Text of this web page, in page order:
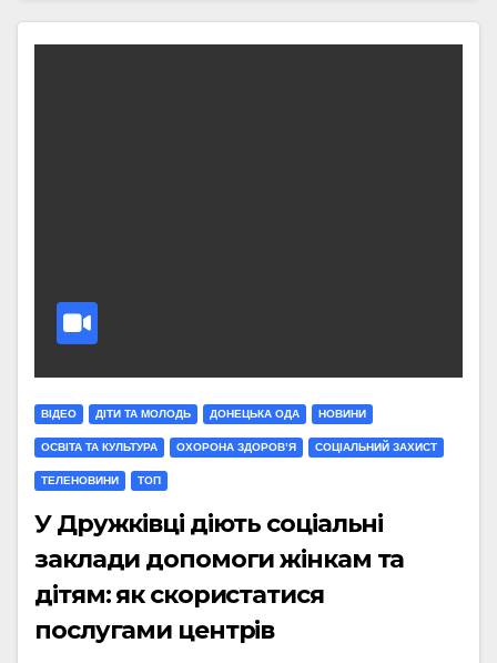
ВІДЕО ДІТИ ТА МОЛОДЬ ДОНЕЦЬКА ОДА НОВИНИ
ОСВІТА ТА КУЛЬТУРА ОХОРОНА ЗДОРОВ’Я СОЦІАЛЬНИЙ ЗАХИСТ
ТЕЛЕНОВИНИ ТОП
У Дружківці діють соціальні
заклади допомоги жінкам та
дітям: як скористатися
послугами центрів